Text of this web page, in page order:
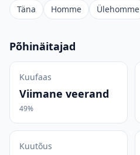
Täna Homme Ülehomme
Põhinäitajad
Kuufaas
Viimane veerand
49%
Kuutõus